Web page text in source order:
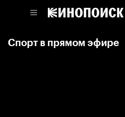
Спорт в прямом эфире